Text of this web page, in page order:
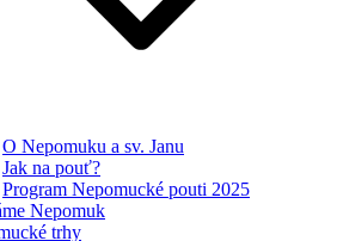
O Nepomuku a sv. Janu
Jak na pouť?
Program Nepomucké pouti 2025
Nepomuk
trhy